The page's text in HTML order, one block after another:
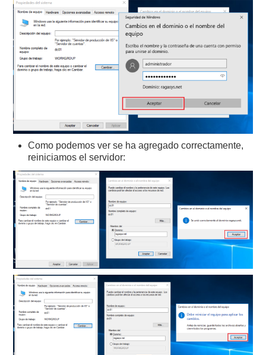
Como podemos ver se ha agregado correctamente,
reiniciamos el servidor: